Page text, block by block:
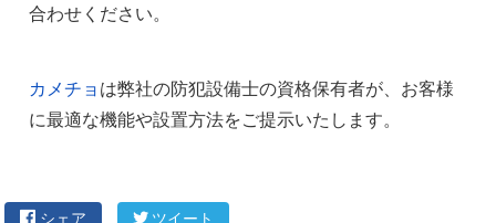
合わせください。
カメチョ は弊社の防犯設備士の資格保有者が、お客様
に最適な機能や設置方法をご提示いたします。
シェア ツイート